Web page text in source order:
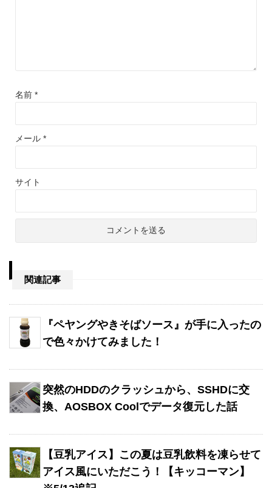
名前 *
メール *
サイト
関連記事
『ペヤングやきそばソース』が手に入ったの
で色々かけてみました！
突然のHDDのクラッシュから、SSHDに交
換、AOSBOX Coolでデータ復元した話
【豆乳アイス】この夏は豆乳飲料を凍らせて
アイス風にいただこう！【キッコーマン】